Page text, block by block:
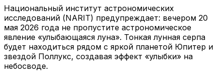
Национальный институт астрономических
исследований (NARIT) предупреждает: вечером 20
мая 2026 года не пропустите астрономическое
явление «улыбающаяся луна». Тонкая лунная серпа
будет находиться рядом с яркой планетой Юпитер и
звездой Поллукс, создавая эффект «улыбки» на
небосводе.